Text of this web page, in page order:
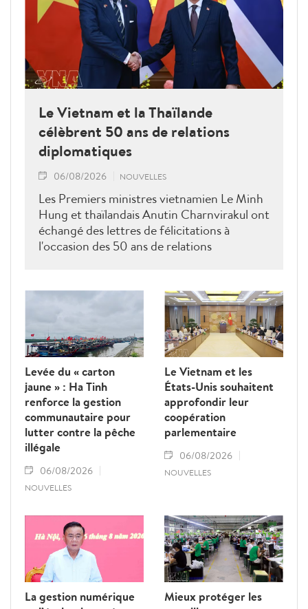
Le Vietnam et la Thaïlande
célèbrent 50 ans de relations
diplomatiques
06/08/2026 NOUVELLES
Les Premiers ministres vietnamien Le Minh
Hung et thaïlandais Anutin Charnvirakul ont
échangé des lettres de félicitations à
l'occasion des 50 ans de relations
Levée du « carton
jaune » : Ha Tinh
renforce la gestion
communautaire pour
lutter contre la pêche
illégale
06/08/2026
NOUVELLES
Le Vietnam et les
États-Unis souhaitent
approfondir leur
coopération
parlementaire
06/08/2026
NOUVELLES
La gestion numérique
Mieux protéger les